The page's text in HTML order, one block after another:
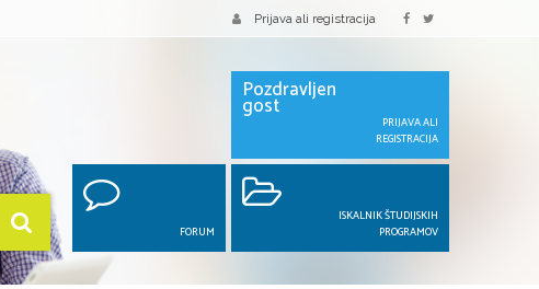
Prijava ali registracija
Pozdravljen
gost
PRIJAVA ALI
REGISTRACIJA
FORUM
ISKALNIK ŠTUDIJSKIH
PROGRAMOV